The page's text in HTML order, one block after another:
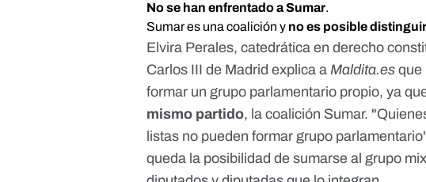
No se han enfrentado a Sumar.
Sumares una coalición y no es posible
Elvira Perales, catedrática en derecho
Carlos III de Madrid explica aMaldita.es que
formar un grupo parlamentario propio, ya
mismo partido, lacoalición Sumar.
listas no pueden formar grupo
queda la posibilidad de sumarse al grupo